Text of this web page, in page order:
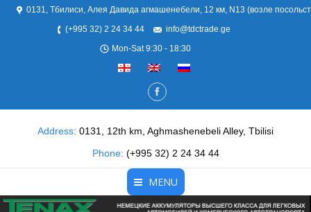
0131, Тбилиси, Алея Давида агмашенебели, 12 км, N13 (возле
(+995 32) 2 24 34 44
info@tdctrade.ge
Mon-Sat 9:30 - 18:30
Address: 0131, 12th km, Aghmashenebeli Alley, Tbilisi
Phone: (+995 32) 2 24 34 44
MENU